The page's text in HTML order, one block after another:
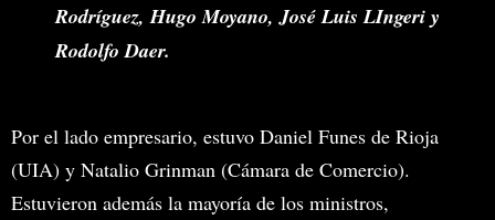
Rodríguez, Hugo Moyano, José Luis LIngeri y
Rodolfo Daer.
Por el lado empresario, estuvo Daniel Funes de Rioja
(UIA) y Natalio Grinman (Cámara de Comercio).
Estuvieron además la mayoría de los ministros,